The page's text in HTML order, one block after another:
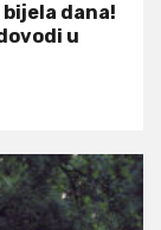
bijela dana!
u